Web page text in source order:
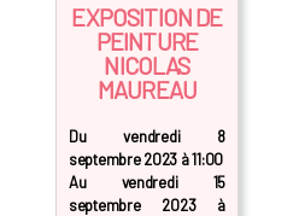
EXPOSITION DE
PEINTURE
NICOLAS
MAUREAU
Du vendredi 8
septembre 2023 à 11:00
Au vendredi 15
septembre 2023 à